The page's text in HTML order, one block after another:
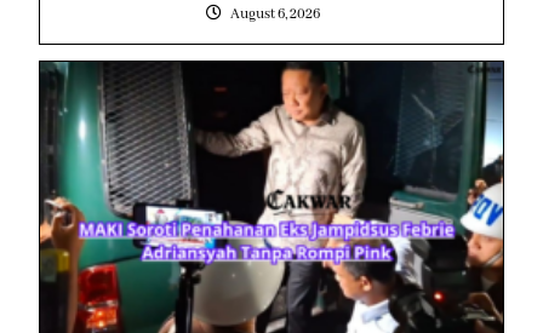
August 6, 2026